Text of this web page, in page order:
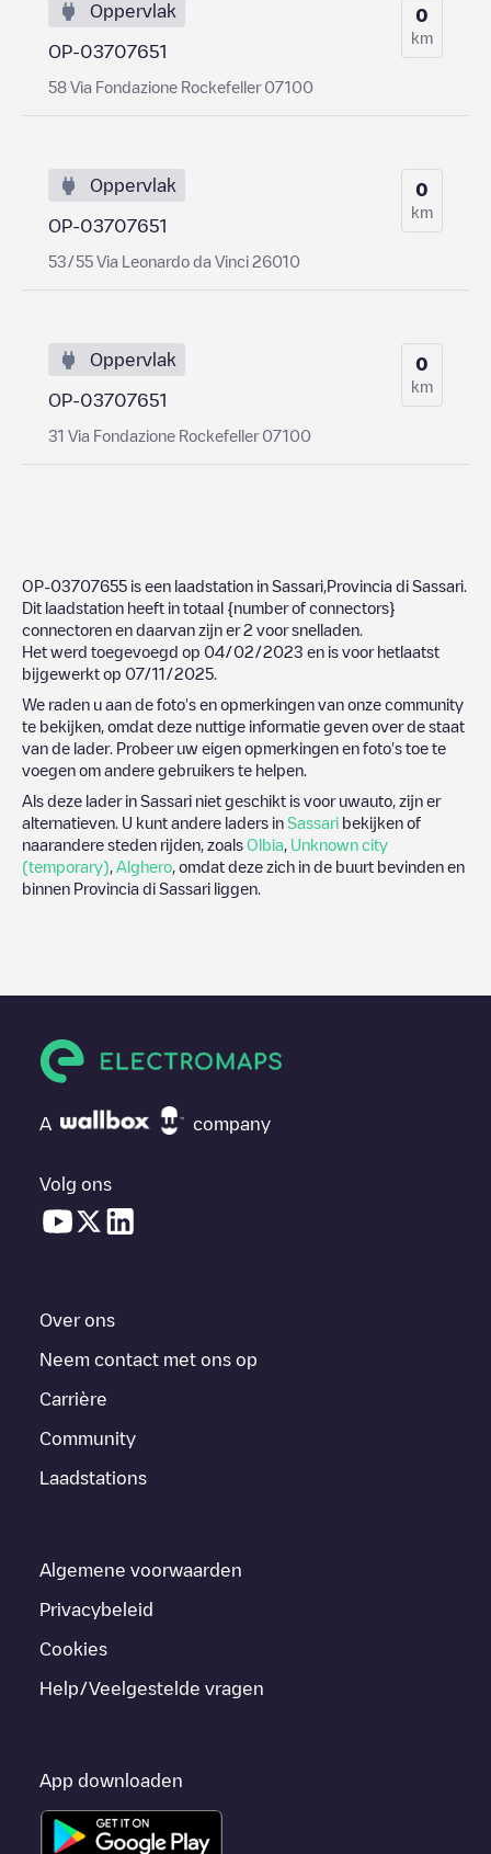
Oppervlak
OP-03707651
58 Via Fondazione Rockefeller 07100
0
km
Oppervlak
OP-03707651
53/55 Via Leonardo da Vinci 26010
0
km
Oppervlak
OP-03707651
31 Via Fondazione Rockefeller 07100
0
km
OP-03707655 is een laadstation in Sassari Provincia di Sassari
Dit laadstation heeft in totaal {number of connectors}
connectoren en daarvan zijn er2 voor snelladen.
Het werd toegevoegd op 04/02/2023 en is voor hetlaatst
bijgewerkt op 07/11/2025
We raden u aan de foto's en opmerkingen van onze community
te bekijken, omdat deze nuttige informatie geven over de staat
van de lader. Probeer uw eigen opmerkingen en foto's toe te
voegen om andere gebruikers te helpen.
Als deze lader in Sassari niet geschikt is voor uwauto, zijn er
alternatieven. U kunt andere laders in Sassari bekijken of
naarandere steden rijden, zoals Olbia Unknown city
(temporary) Alghero , omdat deze zich in de buurt bevinden en
binnen Provincia di Sassari liggen.
A company
Volg ons
Over ons
Neem contact met ons op
Carrière
Community
Laadstations
Algemene voorwaarden
Privacybeleid
Cookies
Help/Veelgestelde vragen
App downloaden